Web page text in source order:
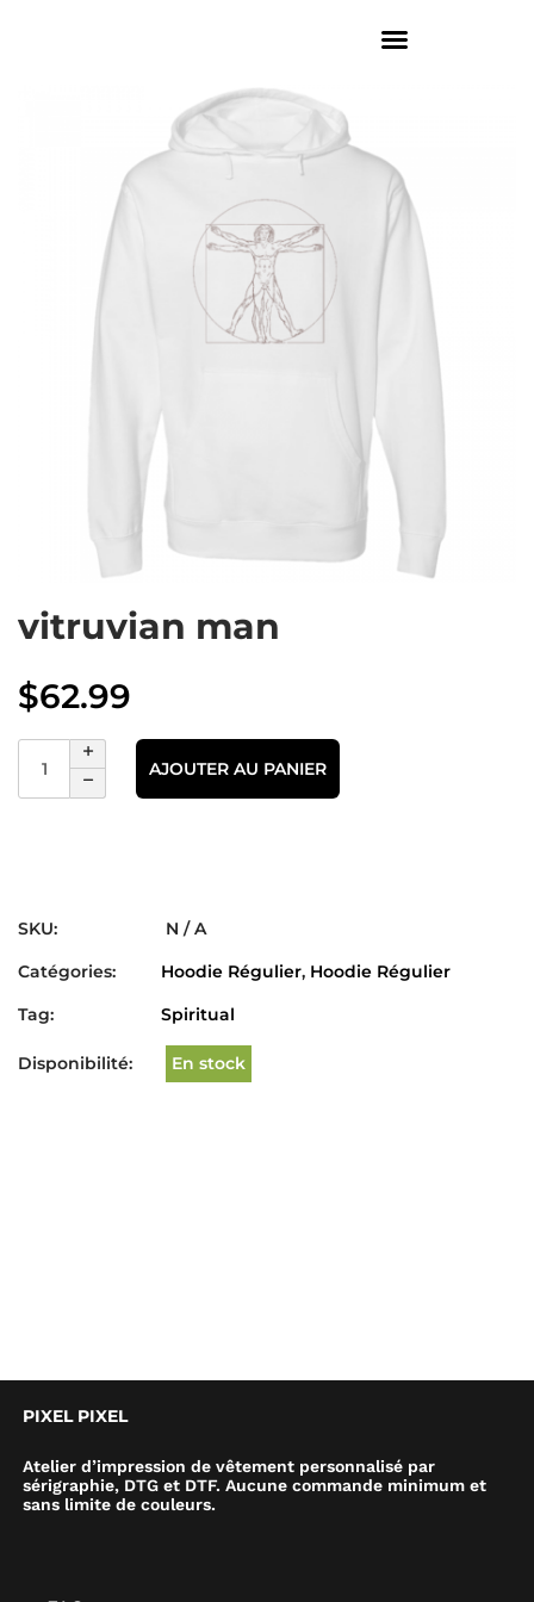
vitruvian man
$62.99
AJOUTER AU PANIER
SKU:
N / A
Catégories:
Hoodie Régulier, Hoodie Régulier
Tag:
Spiritual
Disponibilité: En stock
PIXEL PIXEL
Atelier d’impression de vêtement personnalisé par
sérigraphie, DTG et DTF. Aucune commande minimum et
sans limite de couleurs.